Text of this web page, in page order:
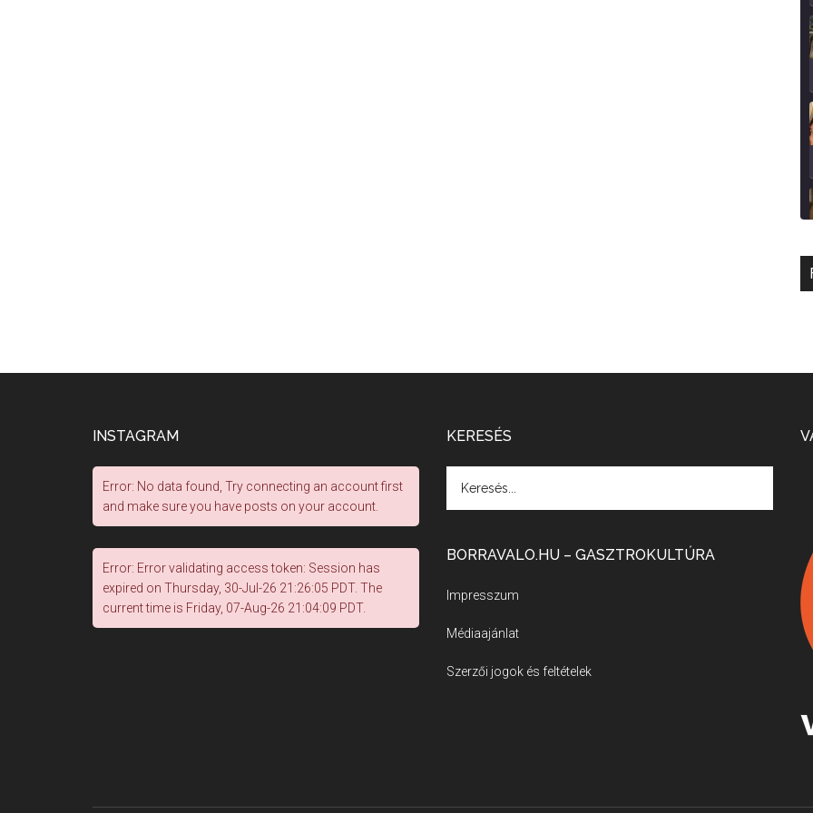
INSTAGRAM
Error: No data found, Try connecting an account first
and make sure you have posts on your account.
Error: Error validating access token: Session has
expired on Thursday, 30-Jul-26 21:26:05 PDT. The
current time is Friday, 07-Aug-26 21:04:09 PDT.
KERESÉS
BORRAVALO.HU – GASZTROKULTÚRA
Impresszum
Médiaajánlat
Szerzői jogok és feltételek